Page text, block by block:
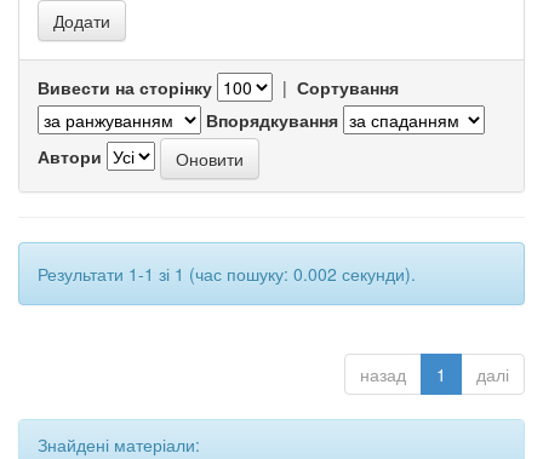
Вивести на сторінку | Сортування
Впорядкування
Автори
Результати 1-1 зі 1 (час пошуку: 0.002 секунди).
назад 1 далі
Знайдені матеріали: